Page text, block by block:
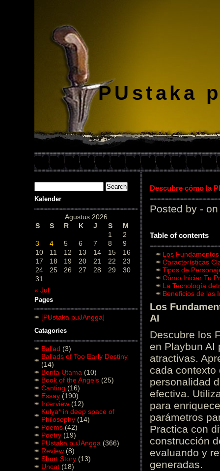
PUstaka
Kalender
Agustus 2026
S
S R K J S
M
1
2
3
4 5 6 7 8
9
10
11 12 13 14 15
16
17
18 19 20 21 22
23
24
25 26 27 28 29
30
31
« Jul
Pages
[PUstaka puJAngga]
Catagories
Ballad (3)
Ballads of Too Early Destiny
(14)
Berita Utama (10)
Book of the Angels (25)
Canting (16)
Essay (190)
Interview (12)
Kulya* in deep space of
Philosophy (14)
Poems (42)
Poetry (19)
PUstaka puJAngga (366)
Review (8)
Short Story (13)
Uncat (18)
Descubre cómo la
Posted by - on
Table of contents
Los
Características
Tipos de
Cómo Iniciar Tu
La Tecnología
Beneficios de las
Los
AI
Descubre los
en Playbun AI
atractivas.
cada contexto
personalidad
efectiva.
para
parámetros
Practica con
construcción
evaluando y
generadas.